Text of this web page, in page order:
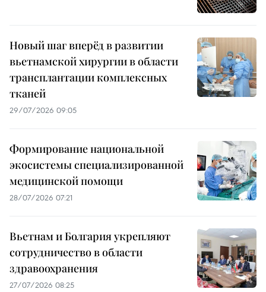
Новый шаг вперёд в развитии
вьетнамской хирургии в области
трансплантации комплексных
тканей
29/07/2026 09:05
Формирование национальной
экосистемы специализированной
медицинской помощи
28/07/2026 07:21
Вьетнам и Болгария укрепляют
сотрудничество в области
здравоохранения
27/07/2026 08:25